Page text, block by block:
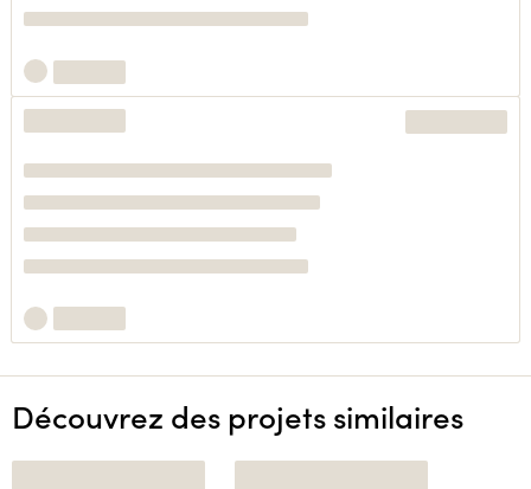
Découvrez des projets similaires